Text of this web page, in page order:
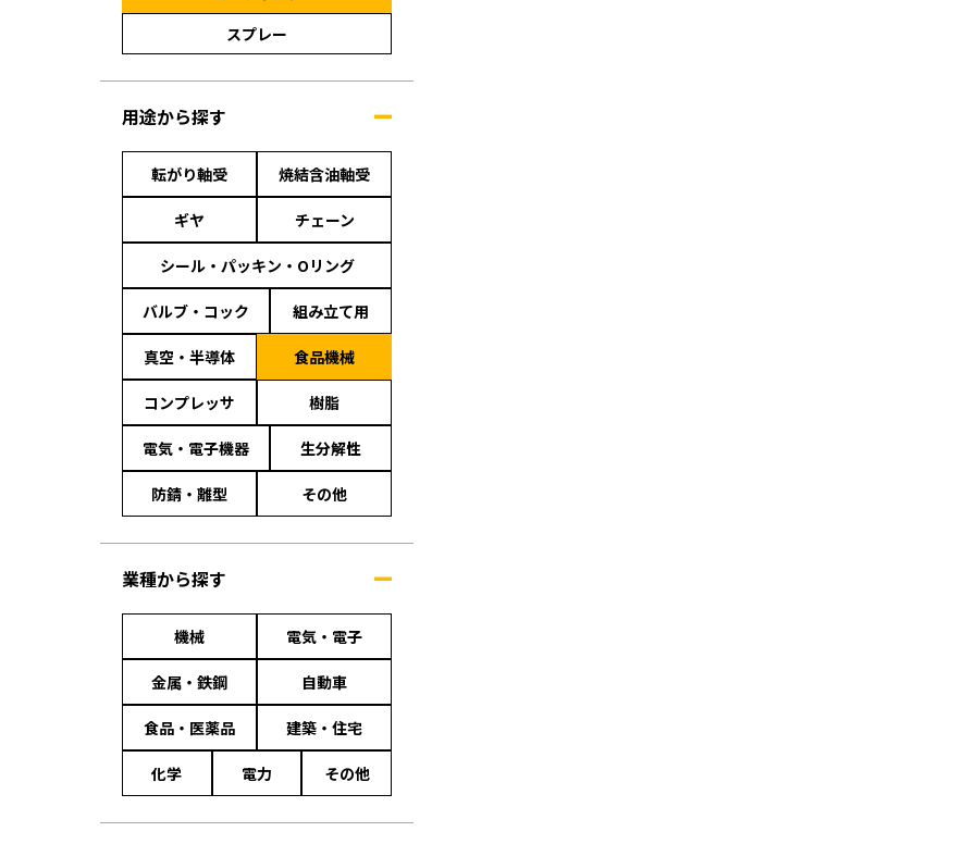
スプレー
用途から探す
転がり軸受 焼結含油軸受
ギヤ チェーン
シール・パッキン・Oリング
バルブ・コック 組み立て用
真空・半導体 食品機械
コンプレッサ 樹脂
電気・電子機器 生分解性
防錆・離型 その他
業種から探す
機械 電気・電子
金属・鉄鋼 自動車
食品・医薬品 建築・住宅
化学 電力 その他